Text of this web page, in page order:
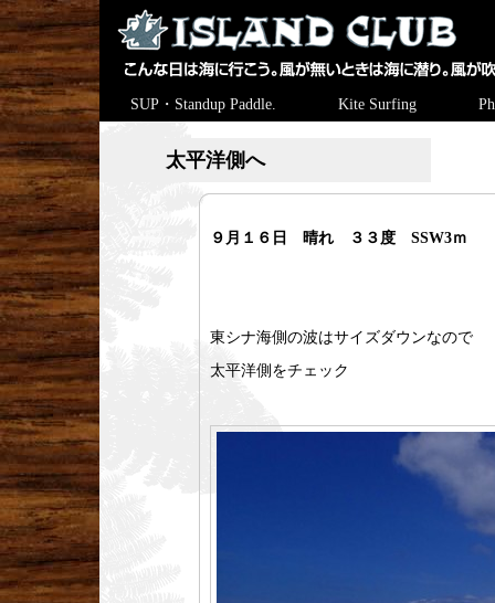
SUP・Standup Paddle. Kite Surfing
太平洋側へ
９月１６日 晴れ ３３度 SSW3ｍ
東シナ海側の波はサイズダウンなので
太平洋側をチェック